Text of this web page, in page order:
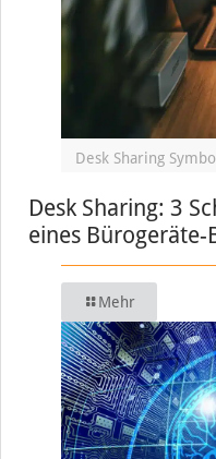
Desk Sharing
Desk Sharing: 3
eines Bürogeräte-
Mehr